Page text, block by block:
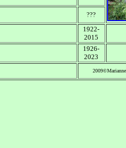
???
1922-
2015
1926-
2023